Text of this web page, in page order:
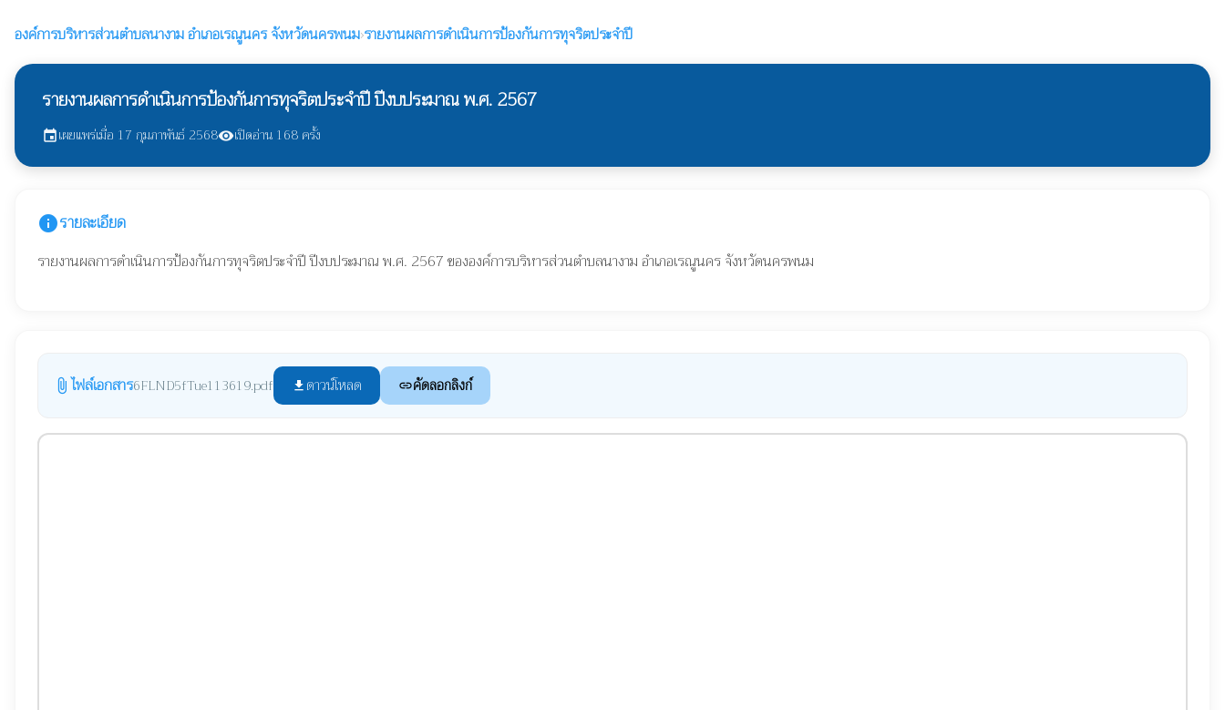
องค์การบริหารส่วนตำบลนางามอำเภอเรณูนคร จังหวัดนครพนม›รายงานผลการดำเนินการป้องกันการทุจริตประจำปี
รายงานผลการดำเนินการป้องกันการทุจริตประจำปี ปีงบประมาณ พ.ศ. 2567
eventเผยแพร่เมื่อ 17 กุมภาพันธ์ 2568visibilityเปิดอ่าน 168 ครั้ง
infoรายละเอียด
รายงานผลการดำเนินการป้องกันการทุจริตประจำปี ปีงบประมาณ พ.ศ. 2567 ขององค์การบริหารส่วนตำบลนางาม อำเภอเรณูนคร จังหวัดนครพนม
attach_file ไฟล์เอกสาร6FLND5fTue113619.pdf file_download ดาวน์โหลด linkคัดลอกลิงก์